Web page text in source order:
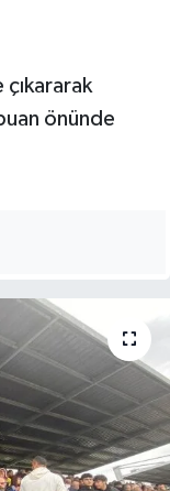
çıkararak
önünde